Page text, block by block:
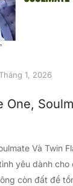
1, 2026
One,
Và Twin
yêu dành cho
còn đất để